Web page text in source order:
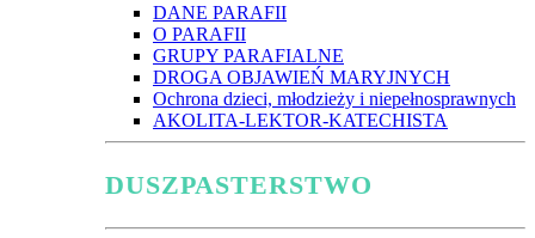
DANE PARAFII
O PARAFII
GRUPY PARAFIALNE
DROGA OBJAWIEŃ MARYJNYCH
Ochrona dzieci, młodzieży i niepełnosprawnych
AKOLITA-LEKTOR-KATECHISTA
DUSZPASTERSTWO